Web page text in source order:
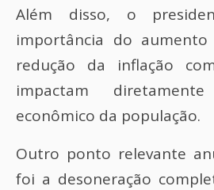
Além disso, o
importância do
redução da inflação
impactam
econômico da população.
Outro ponto relevante
foi a desoneração